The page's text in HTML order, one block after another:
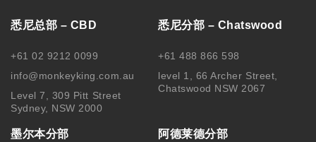
悉尼总部 – CBD
+61 02 9212 0099
info@monkeyking.com.au
Level 7, 309 Pitt Street
Sydney, NSW 2000
悉尼分部 – Chatswood
+61 488 866 598
level 1, 66 Archer Street,
Chatswood NSW 2067
墨尔本分部 阿德莱德分部